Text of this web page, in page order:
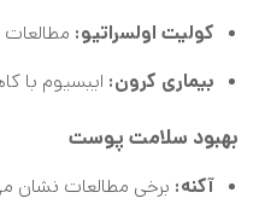
کولیت اولسراتیو:
بیماری کرون: ایبسیوم با
بهبود سلامت پوست
آکنه: برخی مطالعات نشان